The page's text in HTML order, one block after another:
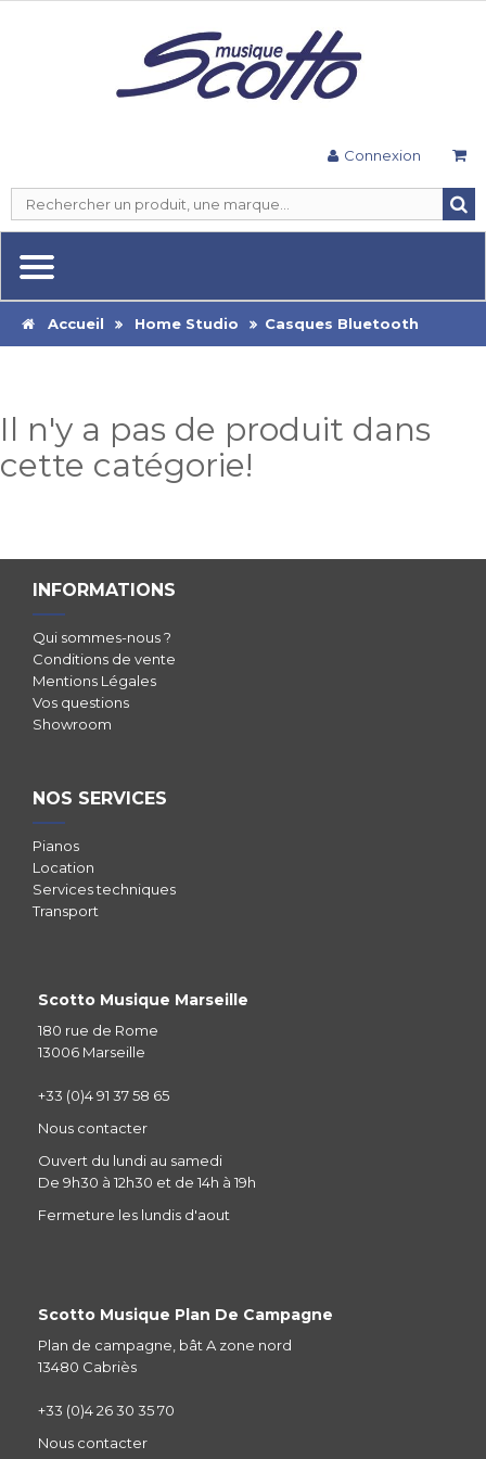
Connexion
Accueil Home Studio Casques Bluetooth
Il n'y a pas de produit dans
cette catégorie!
INFORMATIONS
Qui sommes-nous ?
Conditions de vente
Mentions Légales
Vos questions
Showroom
NOS SERVICES
Pianos
Location
Services techniques
Transport
Scotto Musique Marseille
180 rue de Rome
13006 Marseille
+33 (0)4 91 37 58 65
Nous contacter
Ouvert du lundi au samedi
De 9h30 à 12h30 et de 14h à 19h
Fermeture les lundis d'aout
Scotto Musique Plan De Campagne
Plan de campagne, bât A zone nord
13480 Cabriès
+33 (0)4 26 30 35 70
Nous contacter